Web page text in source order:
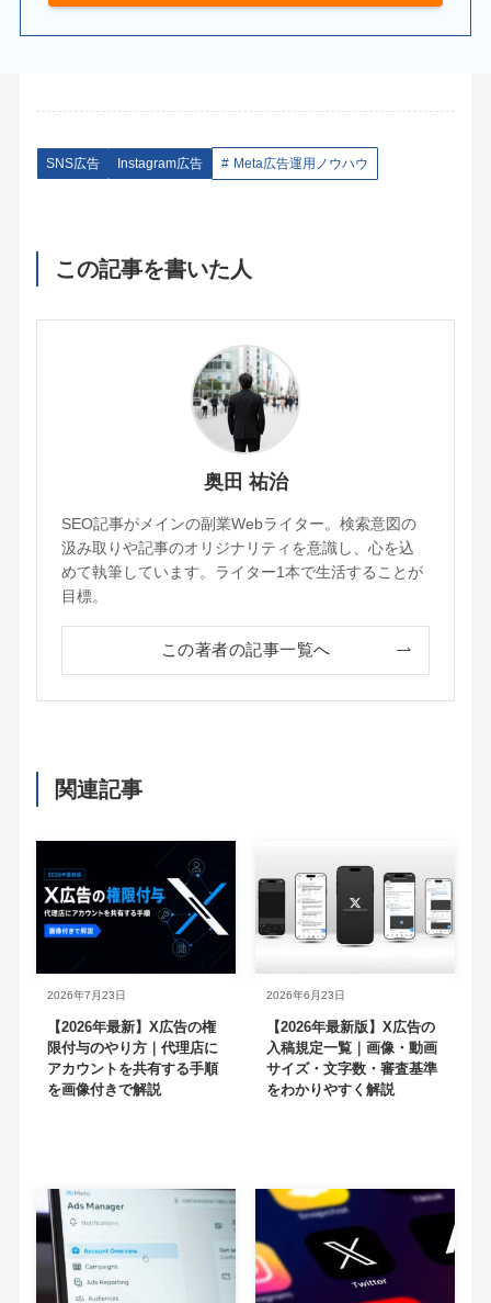
SNS広告 Instagram広告 Meta広告運用ノウハウ
この記事を書いた人
奥田 祐治
SEO記事がメインの副業Webライター。検索意図の
汲み取りや記事のオリジナリティを意識し、心を込
めて執筆しています。ライター1本で生活することが
目標。
この著者の記事一覧へ
関連記事
【2026年最新】X広告の権
限付与のやり方｜代理店に
アカウントを共有する手順
を画像付きで解説
2026年7月23日
【2026年最新版】X広告の
入稿規定一覧｜画像・動画
サイズ・文字数・審査基準
をわかりやすく解説
2026年6月23日